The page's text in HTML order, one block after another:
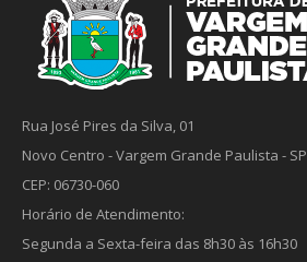
Rua José Pires da Silva, 01
Novo Centro - Vargem Grande Paulista - SP
CEP: 06730-060
Horário de Atendimento:
Segunda a Sexta-feira das 8h30 às 16h30